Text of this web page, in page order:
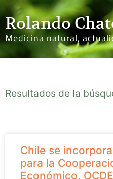
Rolando
Medicina natural,
Resultados de la
Chile se
para la
Económico,